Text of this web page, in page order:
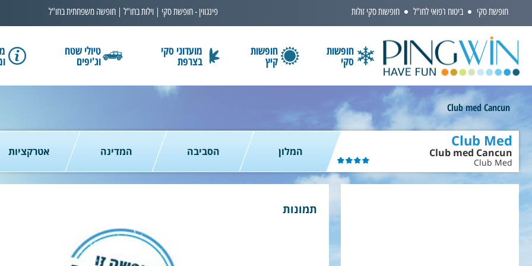
פינגווין - חופשת סקי | וילות בחו"ל | חופשה משפחתית בחו"ל חופשת סקי ביטוח רפואי לחו"ל חופשות סקי זולות
חופשות
סקי
חופשות
קיץ
מועדוני סקי
בצרפת
טיולי שטח
וג'יפים
הקלידו שם מדינה ובחרו יעד
Club med Cancun
Club Med
Club med Cancun
Club Med
המלון הסביבה המדינה אטרקציות
תמונות